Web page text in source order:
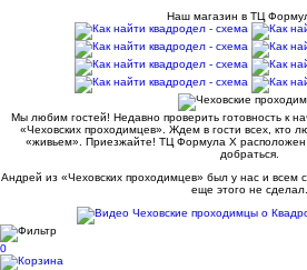
Наш магазин в ТЦ
Мы любим гостей! Недавно проверить готовность к
«Чеховских проходимцев». Ждем в гости всех, кто
«живьем». Приезжайте! ТЦ Формула Х
добраться.
Андрей из «Чеховских проходимцев» был у нас и всем
еще этого не сделал.
0